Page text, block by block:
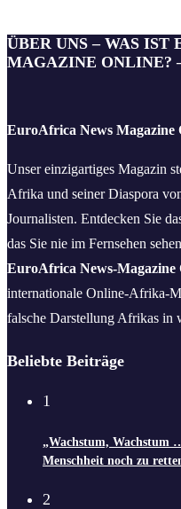
ÜBER UNS – WAS IST
MAGAZINE ONLINE?
EuroAfrica News Magazine
Unser einzigartiges Magazin
Afrika und seiner Diaspora
Journalisten. Entdecken Sie
das Sie nie im Fernsehen
EuroAfrica News-Magazine
internationale Online-Afrika-
falsche Darstellung Afrikas in
Beliebte Beiträge
1
„Wachstum, Wachstum
Menschheit noch zu
2